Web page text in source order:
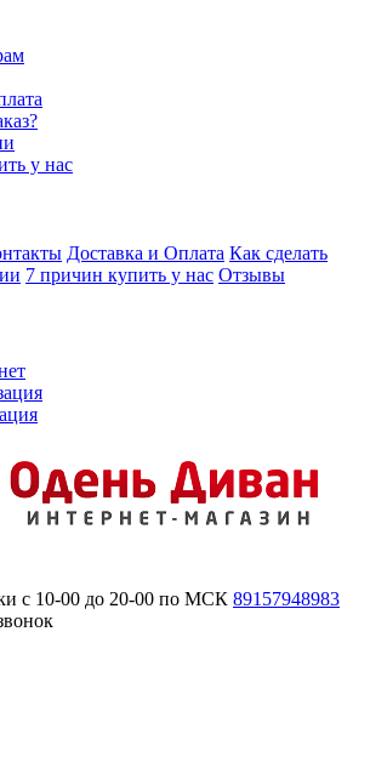
у нас
Доставка и Оплата Как сделать
7 причин купить у нас Отзывы
с 10-00 до 20-00 по МСК 89157948983